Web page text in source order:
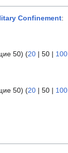
Confinement:
50) (20 | 50 | 100
50) (20 | 50 | 100